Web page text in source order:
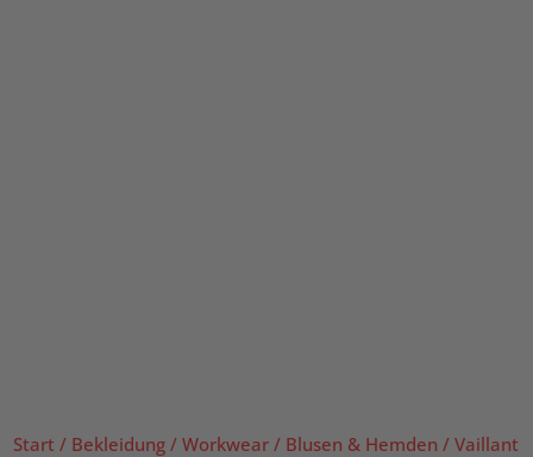
Start / Bekleidung /Workwear / Blusen & Hemden / Vaillant